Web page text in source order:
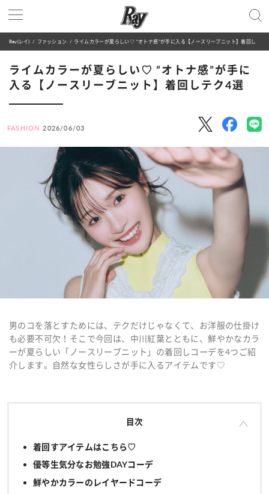
Ray(レイ) ファッション ライムカラーが夏らしい♡ “オトナ感”が手に入る【ノースリーブニット】着回しテク4選
ライムカラーが夏らしい♡ “オトナ感”が手に
入る【ノースリーブニット】着回しテク4選
FASHION 2026/06/03
男のコを落とすためには、テクだけじゃなくて、お洋服の仕掛け
も必要不可欠！そこで今回は、中川紅葉とともに、鮮やかなカラ
ーが夏らしい「ノースリーブニット」の着回しコーデを4つご紹
介します。自然な女性らしさが手に入るアイテムです♡
目次
着回すアイテムはこちら♡
優等生気分なお勉強DAYコーデ
鮮やかカラーのレイヤードコーデ